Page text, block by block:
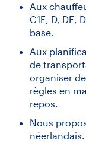
Aux
C1E, D, DE,
base.
Aux
de
organiser
règles en
repos.
Nous
néerlandais.